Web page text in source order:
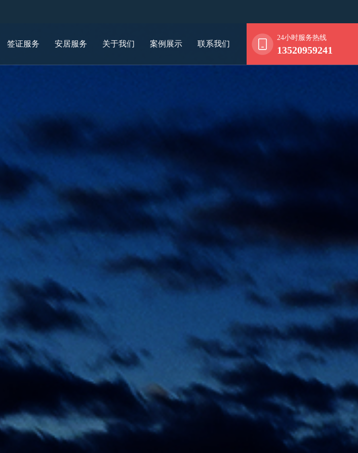
签证服务 安居服务 关于我们 案例展示 联系我们
24小时服务热线
13520959241